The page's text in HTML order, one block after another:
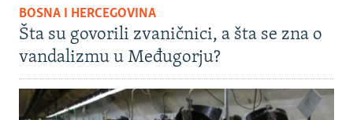
BOSNA I HERCEGOVINA
Šta su govorili zvaničnici, a šta se zna o
vandalizmu u Međugorju?